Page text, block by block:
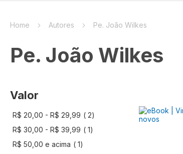
Home Autores Pe. João Wilkes
Pe. João Wilkes
Valor
R$ 20,00 - R$ 29,99 2artigo
R$ 30,00 - R$ 39,99 1artigo
R$ 50,00 e acima 1artigo